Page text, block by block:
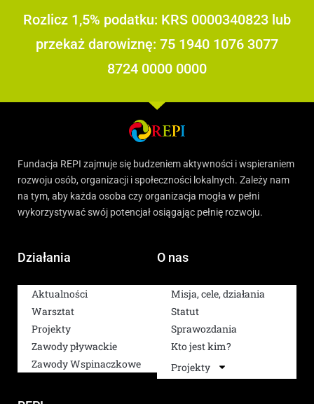
Rozlicz 1,5% podatku: KRS 0000340823 lub
przekaż darowiznę: 75 1940 1076 3077
8724 0000 0000
Fundacja REPI zajmuje się budzeniem aktywności i wspieraniem
rozwoju osób, organizacji i społeczności lokalnych. Zależy nam
na tym, aby każda osoba czy organizacja mogła w pełni
wykorzystywać swój potencjał osiągając pełnię rozwoju.
Działania
Aktualności
Warsztat
Projekty
Zawody pływackie
Zawody Wspinaczkowe
O nas
Misja, cele, działania
Statut
Sprawozdania
Kto jest kim?
Projekty